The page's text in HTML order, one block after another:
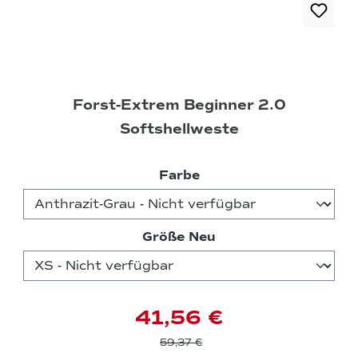
Forst-Extrem Beginner 2.0
Softshellweste
Farbeauswählen
Größe Neu
41,56 €
59,37 €